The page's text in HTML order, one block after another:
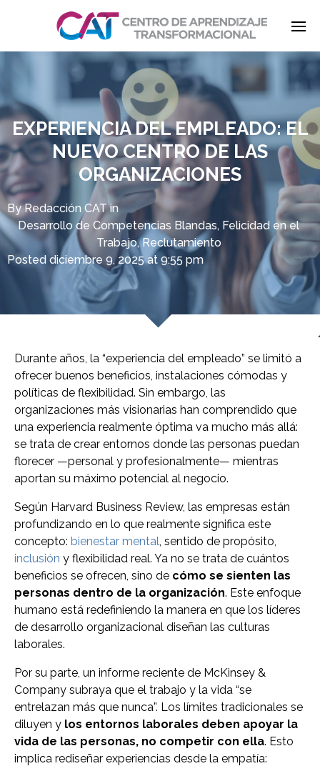
Enter tracking ID
EXPERIENCIA DEL EMPLEADO: EL
NUEVO CENTRO DE LAS
ORGANIZACIONES
By Redacción CAT in
Desarrollo de Competencias Blandas, Felicidad en el
Trabajo,Reclutamiento
Posted diciembre 9, 2025 at 9:55 pm
Durante años, la “experiencia del empleado” se limitó a
ofrecer buenos beneficios, instalaciones cómodas y
políticas de flexibilidad. Sin embargo, las
organizaciones más visionarias han comprendido que
una experiencia realmente óptima va mucho más allá:
se trata de crear entornos donde las personas puedan
florecer —personal y profesionalmente— mientras
aportan su máximo potencial al negocio.
Según Harvard Business Review, las empresas están
profundizando en lo que realmente significa este
concepto: bienestar mental, sentido de propósito,
inclusión y flexibilidad real. Ya no se trata de cuántos
beneficios se ofrecen, sino de cómo se sienten las
personas dentro de la organización. Este enfoque
humano está redefiniendo la manera en que los líderes
de desarrollo organizacional diseñan las culturas
laborales.
Por su parte, un informe reciente de McKinsey &
Company subraya que el trabajo y la vida “se
entrelazan más que nunca”. Los límites tradicionales se
diluyen y los entornos laborales deben apoyar la
vida de las personas, no competir con ella. Esto
implica rediseñar experiencias desde la empatía: